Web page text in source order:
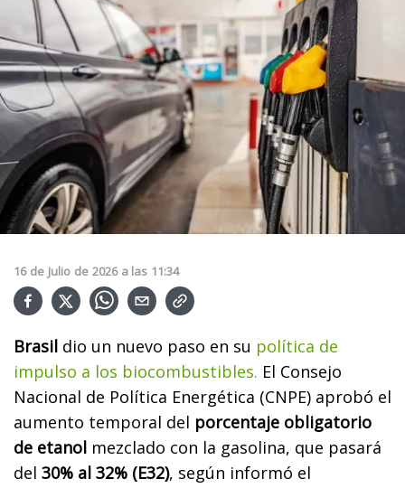
16 de Julio de 2026 a las 11:34
Brasil dio un nuevo paso en su política de
impulso a los biocombustibles. El Consejo
Nacional de Política Energética (CNPE) aprobó el
aumento temporal del porcentaje obligatorio
de etanol mezclado con la gasolina, que pasará
del 30% al 32% (E32), según informó el